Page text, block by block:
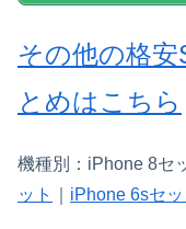
その他の格安
とめはこちら
機種別：iPhone 8セ
ット
iPhone 6sセッ